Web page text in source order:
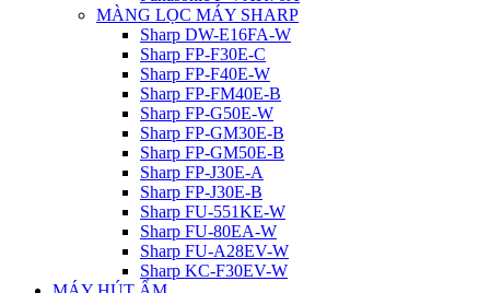
MÀNG LỌC MÁY SHARP
Sharp DW-E16FA-W
Sharp FP-F30E-C
Sharp FP-F40E-W
Sharp FP-FM40E-B
Sharp FP-G50E-W
Sharp FP-GM30E-B
Sharp FP-GM50E-B
Sharp FP-J30E-A
Sharp FP-J30E-B
Sharp FU-551KE-W
Sharp FU-80EA-W
Sharp FU-A28EV-W
Sharp KC-F30EV-W